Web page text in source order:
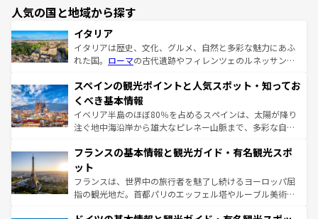
人気の国と地域から探す
イタリア
イタリアは歴史、文化、グルメ、自然と多彩な魅力にあふ
れた国。 ローマの古代遺跡やフィレンツェのルネッサンス
ろん、トスカーナの美しい田園風景やアマルフィ海岸の絶
景など、自然景観も見逃せない。観光の合間には、本場の
ピザやパスタなど、絶品のイタリア料理を堪能することも
できる。朝目覚めてから夜眠るまで、すべての瞬間を楽し
なお、新着のイタリア情報はコンテンツ一覧を参照してほ
しい。
スペインの観光ポイントと人気スポット・知ってお
くべき基本情報
イベリア半島のほぼ80％を占めるスペインは、太陽が降り
注ぐ地中海沿岸から雄大なピレネー山脈まで、多彩な自然
文化が根付くこの国では、情熱的なフラメンコ、熱気あふ
れる闘牛、そして美味しいタパスが生活の一部となってい
る。首都マドリードの洗練された雰囲気や、バルセロナの
アートに溢れた街角から、地方では古代ローマ遺跡や中世
せる。地方によって風土や気候が異なるスペインはその個
フランスの基本情報と観光ガイド・有名観光スポ
ット
フランスは、世界中の旅行者を魅了し続けるヨーロッパ屈
指の観光地だ。首都パリのエッフェル塔やルーブル美術館